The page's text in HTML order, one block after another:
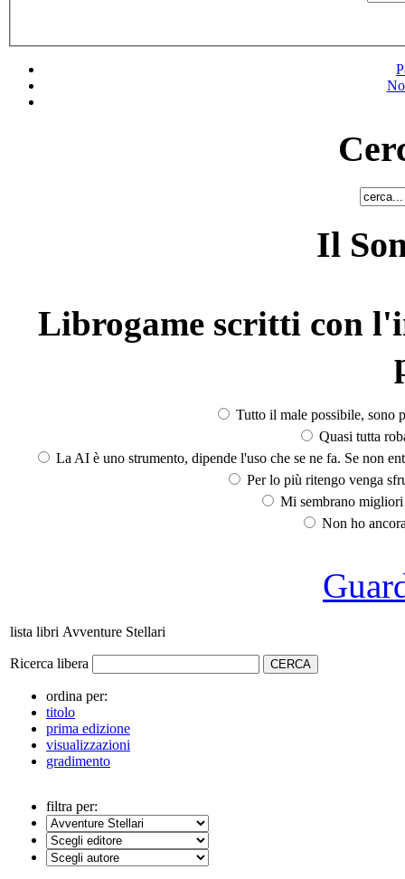
Il
Librogame scritti con
Tutto il male possibile, sono
Quasi tutta
La AI è uno strumento, dipende l'uso che se ne fa. Se non
Per lo più ritengo venga
Mi sembrano
Non ho
lista libri Avventure Stellari
Ricerca libera
ordina per:
titolo
prima edizione
visualizzazioni
gradimento
filtra per: